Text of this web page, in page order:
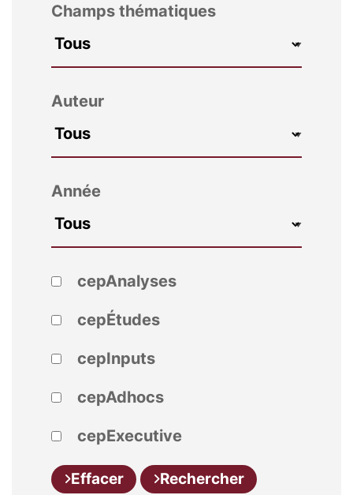
Champs thématiques
Auteur
Année
cepAnalyses
cepÉtudes
cepInputs
cepAdhocs
cepExecutive
Effacer Rechercher